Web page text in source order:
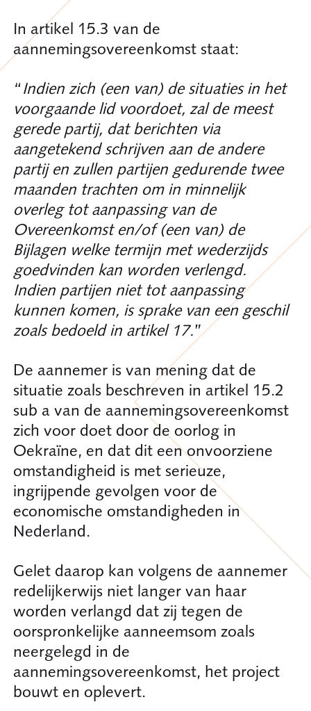
In artikel 15.3 van de
aannemingsovereenkomst staat:
“Indien zich (een van) de situaties in het
voorgaande lid voordoet, zal de meest
gerede partij, dat berichten via
aangetekend schrijven aan de andere
partij en zullen partijen gedurende twee
maanden trachten om in minnelijk
overleg tot aanpassing van de
Overeenkomst en/of (een van) de
Bijlagen welke termijn met wederzijds
goedvinden kan worden verlengd.
Indien partijen niet tot aanpassing
kunnen komen, is sprake van een geschil
zoals bedoeld in artikel 17.”
De aannemer is van mening dat de
situatie zoals beschreven in artikel 15.2
sub a van de aannemingsovereenkomst
zich voor doet door de oorlog in
Oekraïne, en dat dit een onvoorziene
omstandigheid is met serieuze,
ingrijpende gevolgen voor de
economische omstandigheden in
Nederland.
Gelet daarop kan volgens de aannemer
redelijkerwijs niet langer van haar
worden verlangd dat zij tegen de
oorspronkelijke aanneemsom zoals
neergelegd in de
aannemingsovereenkomst, het project
bouwt en oplevert.